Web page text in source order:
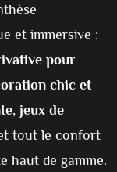
et immersive :
pour
chic et
, jeux de
tout le confort
haut de gamme.